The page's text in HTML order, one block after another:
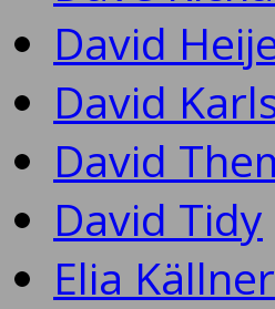
David
David
David
David Tidy
Elia Källner